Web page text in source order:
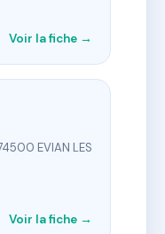
Voir la fiche →
EVIAN LES
Voir la fiche →